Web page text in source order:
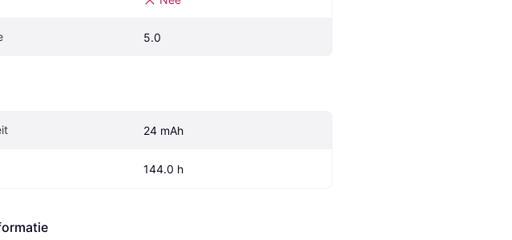
5.0
24 mAh
144.0 h